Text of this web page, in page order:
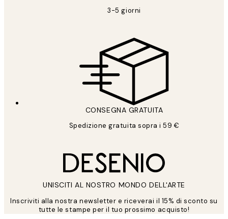
3-5 giorni
CONSEGNA GRATUITA
Spedizione gratuita sopra i 59 €
UNISCITI AL NOSTRO MONDO DELL'ARTE
Inscriviti alla nostra newsletter e riceverai il 15% di sconto su
tutte le stampe per il tuo prossimo acquisto!